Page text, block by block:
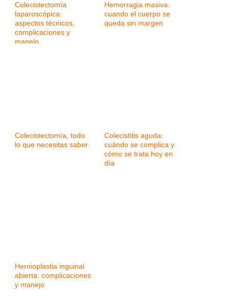
Colecistectomía
laparoscópica:
aspectos técnicos,
complicaciones y
manejo
Hemorragia masiva:
cuando el cuerpo se
queda sin margen
Colecistectomía, todo
lo que necesitas saber
Colecistitis aguda:
cuándo se complica y
cómo se trata hoy en
día
Hernioplastia inguinal
abierta: complicaciones
y manejo